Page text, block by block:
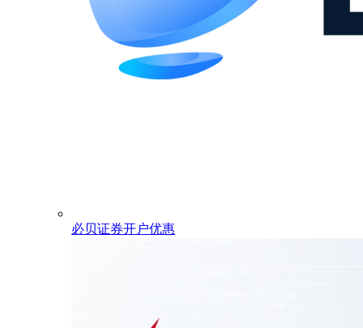
必贝证券开户优惠